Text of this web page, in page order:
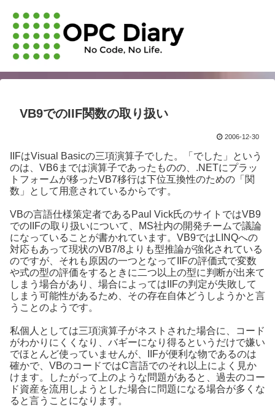
VB9でのIIF関数の取り扱い
2006-12-30
IIFはVisual Basicの三項演算子でした。「でした」という
のは、VB6までは演算子であったものの、.NETにプラッ
トフォームが移ったVB7移行は下位互換性のための「関
数」として用意されているからです。
VBの言語仕様策定者であるPaul Vick氏のサイトではVB9
でのIIFの取り扱いについて、MS社内の開発チームで議論
になっていることが書かれています。VB9ではLINQへの
対応もあって現状のVB7/8よりも型推論が強化されている
のですが、それも原因の一つとなってIIFの評価式で変数
や式の型の評価をするときに二つ以上の型に判断が出来て
しまう場合があり、場合によってはIIFの判定が失敗して
しまう可能性があるため、その存在自体どうしようかと言
うことのようです。
私個人としては三項演算子がネストされた場合に、コード
がわかりにくくなり、バギーになり得るというだけで嫌い
でほとんど使っていませんが、IIFが便利な物であるのは
確かで、VBのコードではC言語でのそれ以上によく見か
けます。したがって上のような問題があると、過去のコー
ド資産を流用しようとした場合に問題になる場合が多くな
ると言うことになります。